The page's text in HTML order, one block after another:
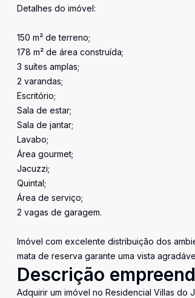
Detalhes do imóvel:
150 m² de terreno;
178 m² de área construída;
3 suítes amplas;
2 varandas;
Escritório;
Sala de estar;
Sala de jantar;
Lavabo;
Área gourmet;
Jacuzzi;
Quintal;
Área de serviço;
2 vagas de garagem.
Imóvel com excelente distribuição dos
mata de reserva garante uma vista
Descrição
Adquirir um imóvel no Residencial Villas